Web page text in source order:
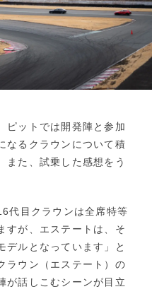
ピットでは開発陣と参加
なるクラウンについて積
また、試乗した感想をう
代目クラウンは全席特等
すが、エステートは、そ
デルとなっています」と
ラウン（エステート）の
が話しこむシーンが目立